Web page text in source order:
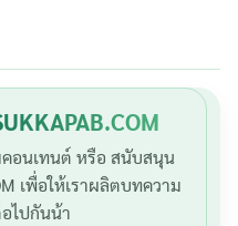
คอนเทนต์ หรือ สนับสนุน
เพื่อให้เราผลิตบทความ
ไปกันน้า